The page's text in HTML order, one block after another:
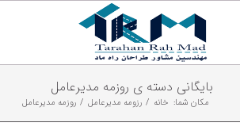
بایگانی دسته ی روزمه مدیرعامل
مکان شما: خانه / رزومه مدیرعامل / روزمه مدیرعامل